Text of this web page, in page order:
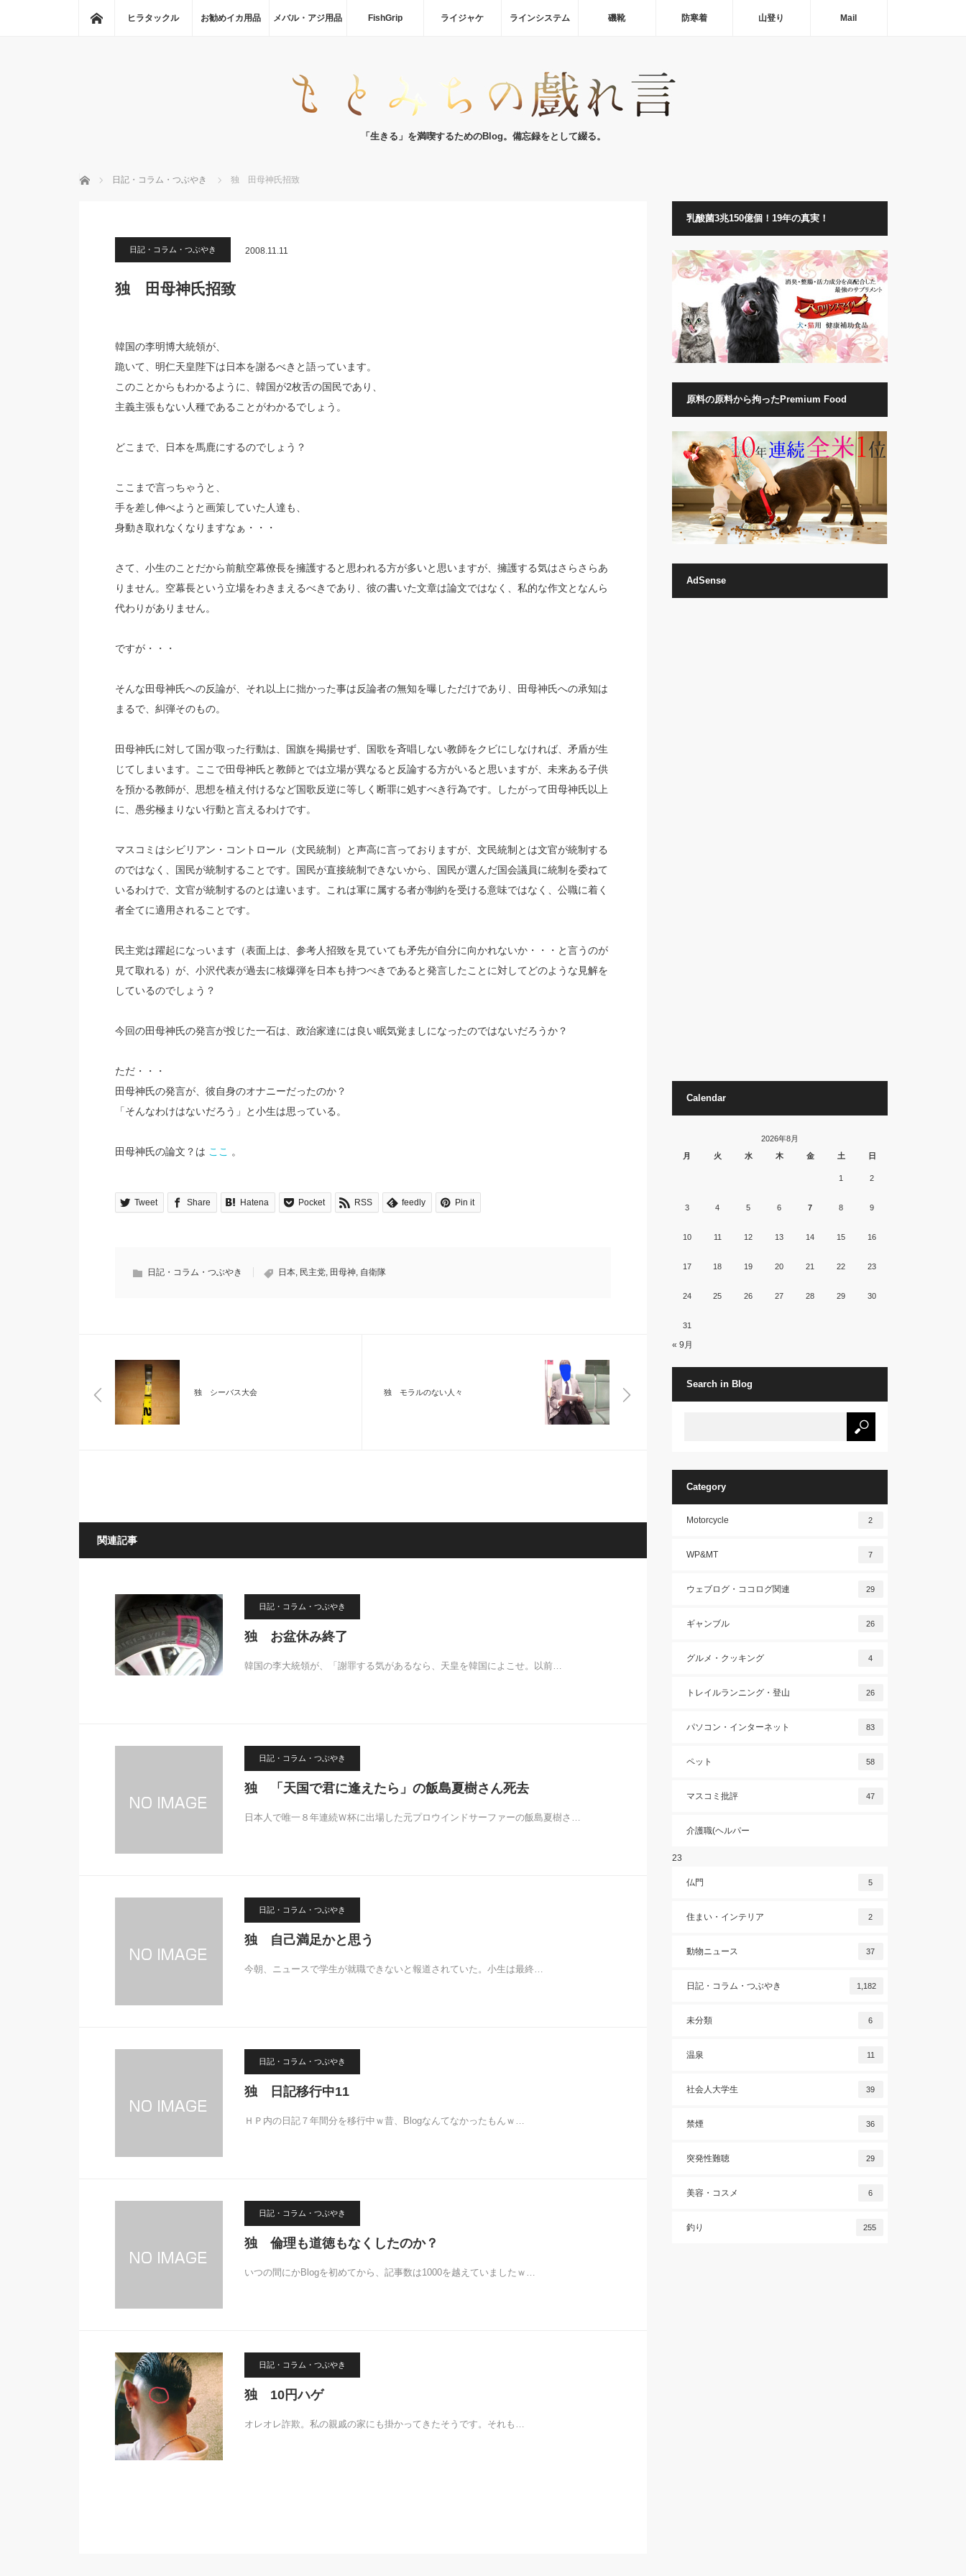
ホーム
ヒラタックル お勧めイカ用品 メバル・アジ用品 FishGrip ライジャケ ラインシステム 磯靴 防寒着 山登り Mail
「生きる」を満喫するためのBlog。備忘録をとして綴る。
ホーム 日記・コラム・つぶやき 独 田母神氏招致
日記・コラム・つぶやき 2008.11.11
独 田母神氏招致
韓国の李明博大統領が、
跪いて、明仁天皇陛下は日本を謝るべきと語っています。
このことからもわかるように、韓国が2枚舌の国民であり、
主義主張もない人種であることがわかるでしょう。
どこまで、日本を馬鹿にするのでしょう？
ここまで言っちゃうと、
手を差し伸べようと画策していた人達も、
身動き取れなくなりますなぁ・・・
さて、小生のことだから前航空幕僚長を擁護すると思われる方が多いと思いますが、擁護する気はさらさらあ
りません。空幕長という立場をわきまえるべきであり、彼の書いた文章は論文ではなく、私的な作文となんら
代わりがありません。
ですが・・・
そんな田母神氏への反論が、それ以上に拙かった事は反論者の無知を曝しただけであり、田母神氏への承知は
まるで、糾弾そのもの。
田母神氏に対して国が取った行動は、国旗を掲揚せず、国歌を斉唱しない教師をクビにしなければ、矛盾が生
じてしまいます。ここで田母神氏と教師とでは立場が異なると反論する方がいると思いますが、未来ある子供
を預かる教師が、思想を植え付けるなど国歌反逆に等しく断罪に処すべき行為です。したがって田母神氏以上
に、愚劣極まりない行動と言えるわけです。
マスコミはシビリアン・コントロール（文民統制）と声高に言っておりますが、文民統制とは文官が統制する
のではなく、国民が統制することです。国民が直接統制できないから、国民が選んだ国会議員に統制を委ねて
いるわけで、文官が統制するのとは違います。これは軍に属する者が制約を受ける意味ではなく、公職に着く
者全てに適用されることです。
民主党は躍起になっいます（表面上は、参考人招致を見ていても矛先が自分に向かれないか・・・と言うのが
見て取れる）が、小沢代表が過去に核爆弾を日本も持つべきであると発言したことに対してどのような見解を
しているのでしょう？
今回の田母神氏の発言が投じた一石は、政治家達には良い眠気覚ましになったのではないだろうか？
ただ・・・
田母神氏の発言が、彼自身のオナニーだったのか？
「そんなわけはないだろう」と小生は思っている。
田母神氏の論文？は ここ 。
Tweet Share Hatena Pocket RSS feedly Pin it
日記・コラム・つぶやき 日本, 民主党, 田母神, 自衛隊
独 シーバス大会 独 モラルのない人々
関連記事
日記・コラム・つぶやき
独 お盆休み終了
韓国の李大統領が、「謝罪する気があるなら、天皇を韓国によこせ。以前…
日記・コラム・つぶやき
独 「天国で君に逢えたら」の飯島夏樹さん死去
日本人で唯一８年連続Ｗ杯に出場した元プロウインドサーファーの飯島夏樹さ…
日記・コラム・つぶやき
独 自己満足かと思う
今朝、ニュースで学生が就職できないと報道されていた。小生は最終…
日記・コラム・つぶやき
独 日記移行中11
ＨＰ内の日記７年間分を移行中ｗ昔、Blogなんてなかったもんｗ…
日記・コラム・つぶやき
独 倫理も道徳もなくしたのか？
いつの間にかBlogを初めてから、記事数は1000を越えていましたｗ…
日記・コラム・つぶやき
独 10円ハゲ
オレオレ詐欺。私の親戚の家にも掛かってきたそうです。それも…
乳酸菌3兆150億個！19年の真実！
原料の原料から拘ったPremium Food
AdSense
Calendar
2026年8月
月
火 水 木 金 土 日
1 2
3 4 5 6 7 8 9
10 11 12 13 14 15 16
17 18 19 20 21 22 23
24 25 26 27 28 29 30
31
« 9月
Search in Blog
Category
Motorcycle 2
WP&MT 7
ウェブログ・ココログ関連 29
ギャンブル 26
グルメ・クッキング 4
トレイルランニング・登山 26
パソコン・インターネット 83
ペット 58
マスコミ批評 47
介護職(ヘルパー
23
仏門 5
住まい・インテリア 2
動物ニュース 37
日記・コラム・つぶやき 1,182
未分類 6
温泉 11
社会人大学生 39
禁煙 36
突発性難聴 29
美容・コスメ 6
釣り 255